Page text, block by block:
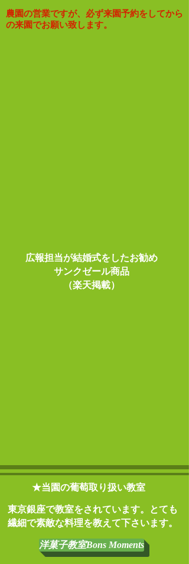
​農園の営業ですが、必ず来園予約をしてから
の来園でお願い致します。
広報担当が結婚式をしたお勧め
​サンクゼール商品
​（楽天掲載）
​★当園の葡萄取り扱い教室
​東京銀座で教室をされています。とても
繊細で素敵な料理を教えて下さいます。
洋菓子教室Bons Moments